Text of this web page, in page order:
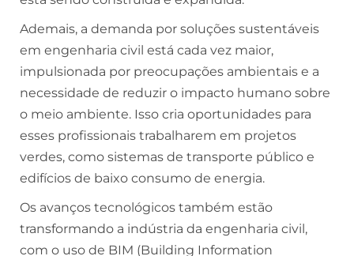
Ademais, a demanda por soluções sustentáveis
em engenharia civil está cada vez maior,
impulsionada por preocupações ambientais e a
necessidade de reduzir o impacto humano sobre
o meio ambiente. Isso cria oportunidades para
esses profissionais trabalharem em projetos
verdes, como sistemas de transporte público e
edifícios de baixo consumo de energia.
Os avanços tecnológicos também estão
transformando a indústria da engenharia civil,
com o uso de BIM (Building Information